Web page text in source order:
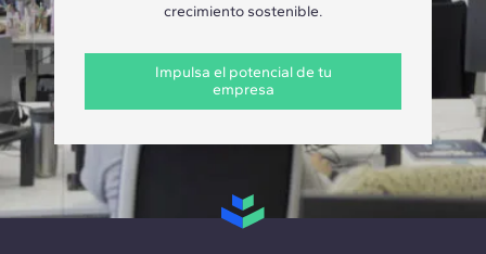
crecimiento sostenible.
Impulsa el potencial de tu
empresa